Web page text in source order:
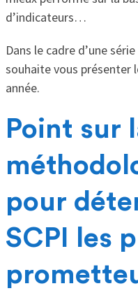
d’indicateurs…
Dans le cadre d’une
souhaite vous présenter
année.
Point sur
pour
SCPI les